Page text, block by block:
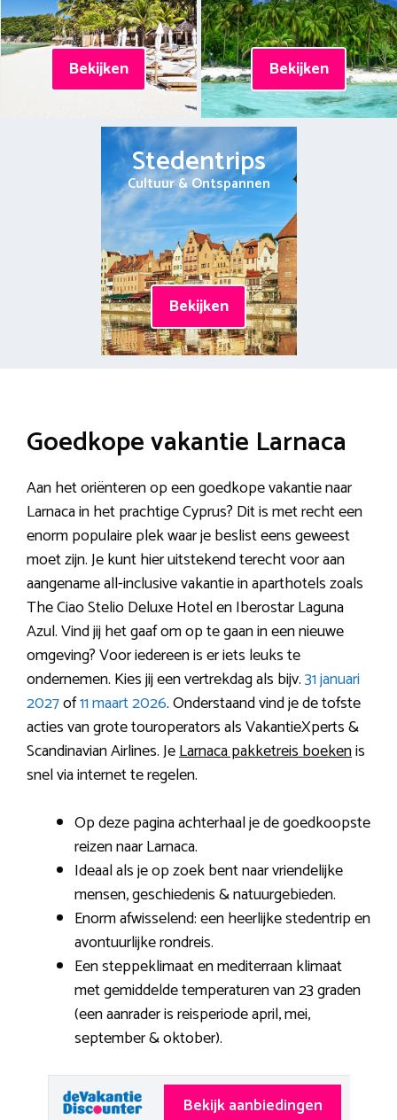
Bekijken Bekijken
Stedentrips
Cultuur & Ontspannen
Bekijken
Goedkope vakantie Larnaca
Aan het oriënteren op een goedkope vakantie naar
Larnaca in het prachtige Cyprus? Dit is met recht een
enorm populaire plek waar je beslist eens geweest
moet zijn. Je kunt hier uitstekend terecht voor aan
aangename all-inclusive vakantie in aparthotels zoals
The Ciao Stelio Deluxe Hotel en Iberostar Laguna
Azul. Vind jij het gaaf om op te gaan in een nieuwe
omgeving? Voor iedereen is er iets leuks te
ondernemen. Kies jij een vertrekdag als bijv.31 januari
2027of11 maart 2026. Onderstaand vind je de tofste
acties van grote touroperators als VakantieXperts &
Scandinavian Airlines. JeLarnaca pakketreis boekenis
snel via internet te regelen.
Op deze pagina achterhaal je de goedkoopste
reizen naar Larnaca.
Ideaal als je op zoek bent naar vriendelijke
mensen, geschiedenis & natuurgebieden.
Enorm afwisselend: een heerlijke stedentrip en
avontuurlijke rondreis.
Een steppeklimaat en mediterraan klimaat
met gemiddelde temperaturen van 23 graden
(een aanrader is reisperiode april, mei,
september & oktober).
Bekijk aanbiedingen